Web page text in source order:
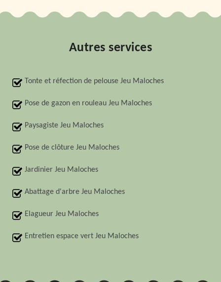
Autres services
Tonte et réfection de pelouse Jeu Maloches
Pose de gazon en rouleau Jeu Maloches
Paysagiste Jeu Maloches
Pose de clôture Jeu Maloches
Jardinier Jeu Maloches
Abattage d'arbre Jeu Maloches
Elagueur Jeu Maloches
Entretien espace vert Jeu Maloches